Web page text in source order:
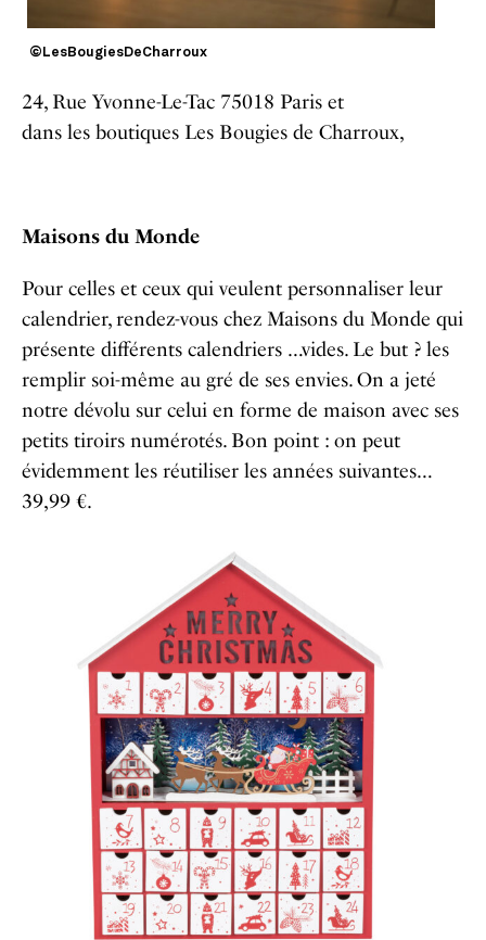
©LesBougiesDeCharroux
24, Rue Yvonne-Le-Tac 75018 Paris et
dans les boutiques Les Bougies de Charroux,
Maisons du Monde
Pour celles et ceux qui veulent personnaliser leur
calendrier, rendez-vous chez Maisons du Monde qui
présente différents calendriers …vides. Le but ? les
remplir soi-même au gré de ses envies. On a jeté
notre dévolu sur celui en forme de maison avec ses
petits tiroirs numérotés. Bon point : on peut
évidemment les réutiliser les années suivantes…
39,99 €.